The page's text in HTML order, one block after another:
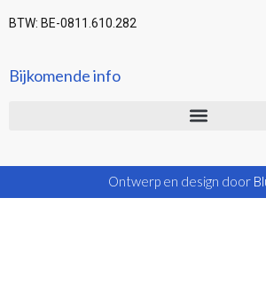
BTW: BE-0811.610.282
Bijkomende info
Ontwerp en design door